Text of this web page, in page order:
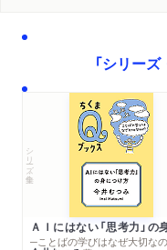
「シリー
シリーズ・全集
─ことばの学びはなぜ大切な